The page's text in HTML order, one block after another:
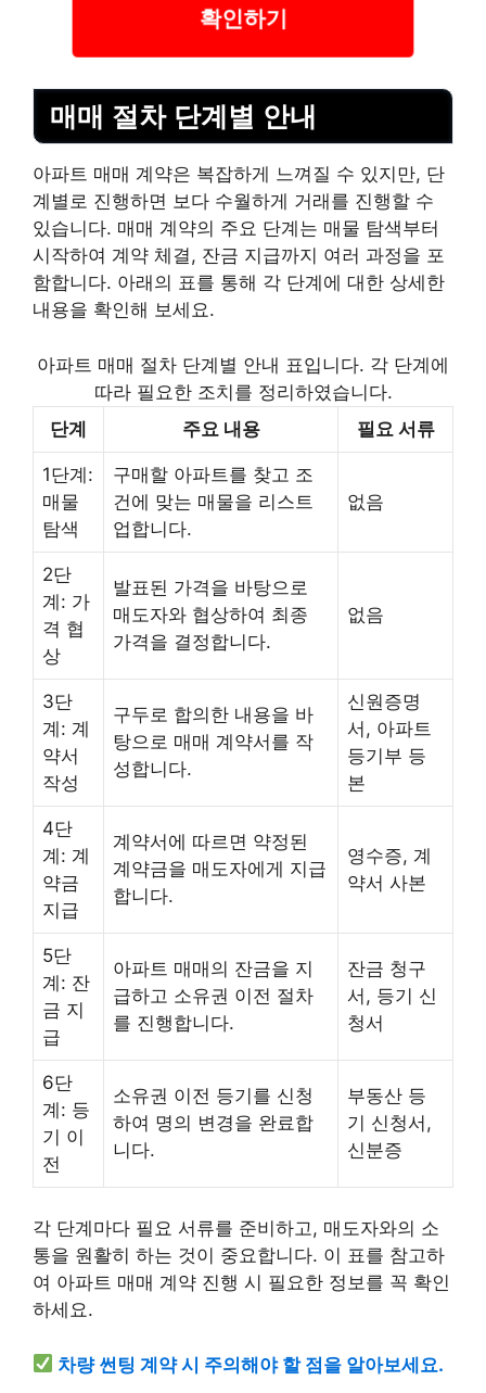
확인하기
매매 절차 단계별 안내
아파트 매매 계약은 복잡하게 느껴질 수 있지만, 단
계별로 진행하면 보다 수월하게 거래를 진행할 수
있습니다. 매매 계약의 주요 단계는 매물 탐색부터
시작하여 계약 체결, 잔금 지급까지 여러 과정을 포
함합니다. 아래의 표를 통해 각 단계에 대한 상세한
내용을 확인해 보세요.
아파트 매매 절차 단계별 안내 표입니다. 각 단계에
따라 필요한 조치를 정리하였습니다.
단계
주요 내용 필요 서류
1단계:
매물
탐색
구매할 아파트를 찾고 조
건에 맞는 매물을 리스트
업합니다.
없음
2단
계: 가
격 협
상
발표된 가격을 바탕으로
매도자와 협상하여 최종
가격을 결정합니다.
없음
3단
계: 계
약서
작성
구두로 합의한 내용을 바
탕으로 매매 계약서를 작
성합니다.
신원증명
서, 아파트
등기부 등
본
4단
계: 계
약금
지급
계약서에 따르면 약정된
계약금을 매도자에게 지급
합니다.
영수증, 계
약서 사본
5단
계: 잔
금 지
급
아파트 매매의 잔금을 지
급하고 소유권 이전 절차
를 진행합니다.
잔금 청구
서, 등기 신
청서
6단
계: 등
기 이
전
소유권 이전 등기를 신청
하여 명의 변경을 완료합
니다.
부동산 등
기 신청서,
신분증
각 단계마다 필요 서류를 준비하고, 매도자와의 소
통을 원활히 하는 것이 중요합니다. 이 표를 참고하
여 아파트 매매 계약 진행 시 필요한 정보를 꼭 확인
하세요.
차량 썬팅 계약 시 주의해야 할 점을 알아보세요.